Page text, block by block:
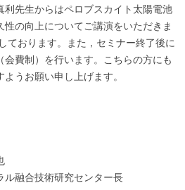
先生からはペロブスカイト太陽電池
の向上についてご講演をいただきま
ております。また，セミナー終了後に
費制）を行います。こちらの方にも
うお願い申し上げます。
ル融合技術研究センター長